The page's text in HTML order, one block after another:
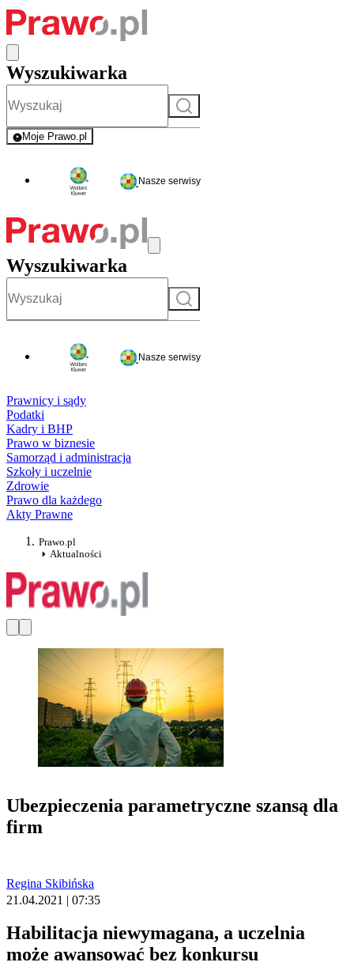
Wyszukiwarka
Szukaj
Moje Prawo.pl
- rejestracja i logowanie do serwisu
Nasze serwisy
Wyszukiwarka
Szukaj
Nasze serwisy
Prawnicy i sądy
Podatki
Kadry i BHP
Prawo w biznesie
Samorząd i administracja
Szkoły i uczelnie
Zdrowie
Prawo dla każdego
Akty Prawne
Prawo.pl
Aktualności
Ubezpieczenia parametryczne szansą dla
firm
Regina Skibińska
21.04.2021 | 07:35
Habilitacja niewymagana, a uczelnia
może awansować bez konkursu